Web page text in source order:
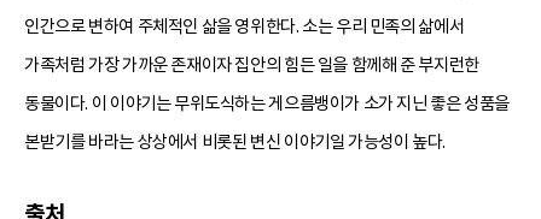
인간으로 변하여 주체적인 삶을 영위한다. 소는 우리 민족의 삶에서
가족처럼 가장 가까운 존재이자 집안의 힘든 일을 함께해 준 부지런한
동물이다. 이 이야기는 무위도식하는 게으름뱅이가 소가 지닌 좋은 성품을
본받기를 바라는 상상에서 비롯된 변신 이야기일 가능성이 높다.